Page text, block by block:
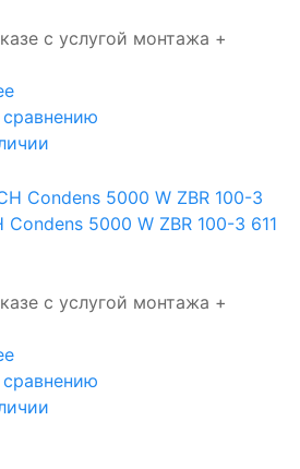
с услугой монтажа +
Condens 5000 W ZBR 100-3 611
с услугой монтажа +